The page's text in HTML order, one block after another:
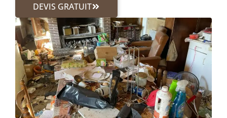
DEVIS GRATUIT